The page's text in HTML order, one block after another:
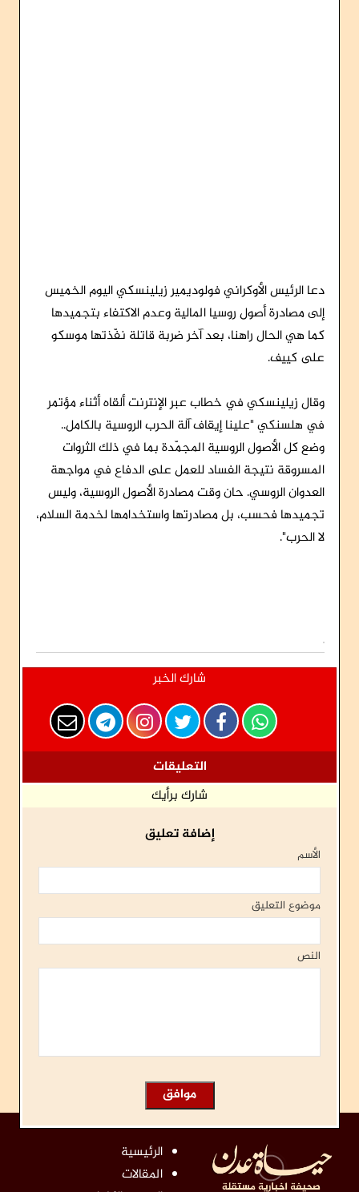
دعا الرئيس الأوكراني فولوديمير زيلينسكي اليوم الخميس
إلى مصادرة أصول روسيا المالية وعدم الاكتفاء بتجميدها
كما هي الحال راهنا، بعد آخر ضربة قاتلة نفّذتها موسكو
على كييف.
وقال زيلينسكي في خطاب عبر الإنترنت ألقاه أثناء مؤتمر
في هلسنكي "علينا إيقاف آلة الحرب الروسية بالكامل..
وضع كل الأصول الروسية المجمّدة بما في ذلك الثروات
المسروقة نتيجة الفساد للعمل على الدفاع في مواجهة
العدوان الروسي. حان وقت مصادرة الأصول الروسية، وليس
تجميدها فحسب، بل مصادرتها واستخدامها لخدمة السلام،
لا الحرب".
شارك الخبر
التعليقات
شارك برأيك
إضافة تعليق
الأسم
موضوع التعليق
النص
الرئيسية
المقالات